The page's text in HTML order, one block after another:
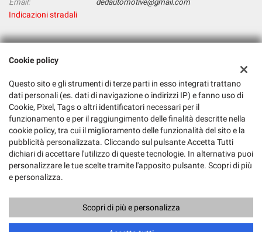
Email:
dedautomotive@gmail.com
Indicazioni stradali
Dati fiscali:
Via Saverio Casselli, 28, 82100 Benevento BN
C.F/P.IVA:01561740620
Registro delle imprese:BN
Copyright © 2026 GestionaleAuto.com S.r.l., Tutti i diritti riservati -
Leggi l'informativa sulla privacy-Cookie Policy
Cookie policy
Questo sito e gli strumenti di terze parti in esso integrati trattano
dati personali (es. dati di navigazione o indirizzi IP) e fanno uso di
Cookie, Pixel, Tags o altri identificatori necessari per il
funzionamento e per il raggiungimento delle finalità descritte nella
cookie policy, tra cui il miglioramento delle funzionalità del sito e la
pubblicità personalizzata. Cliccando sul pulsante Accetta Tutti
dichiari di accettare l'utilizzo di queste tecnologie. In alternativa puoi
personalizzare le tue scelte tramite l'apposito pulsante. Scopri di più
e personalizza.
Scopri di più e personalizza